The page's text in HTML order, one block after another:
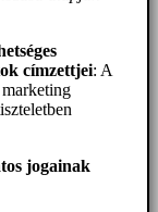
címzettjei: A
marketing
jogainak